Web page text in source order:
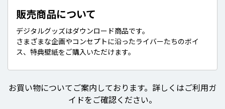
販売商品について
デジタルグッズはダウンロード商品です。
さまざまな企画やコンセプトに沿ったライバーたちのボイ
ス、特典壁紙をご購入いただけます。
お買い物についてご案内しております。詳しくはご利用ガ
イドをご確認ください。